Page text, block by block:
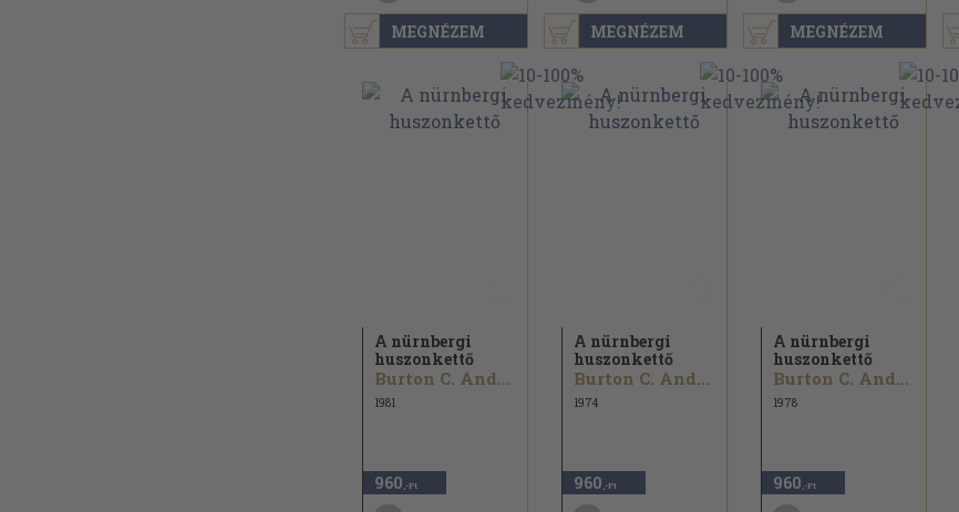
MEGNÉZEM MEGNÉZEM MEGNÉZEM
A nürnbergi
huszonkettő
Burton C. Andrus
1981
960 ,-Ft
A nürnbergi
huszonkettő
Burton C. Andrus
1974
960 ,-Ft
A nürnbergi
huszonkettő
Burton C. Andrus
1978
960 ,-Ft